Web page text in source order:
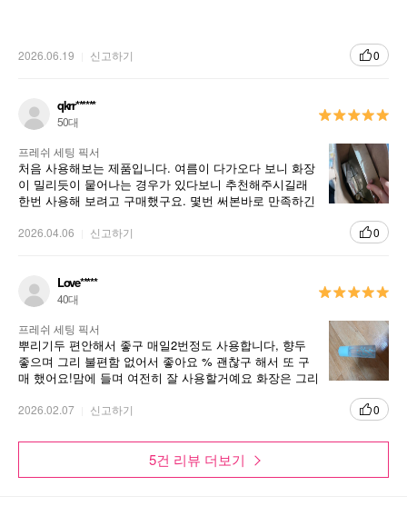
2026.06.19 신고하기 0
qkrr******
50대
프레쉬 세팅 픽서
처음 사용해보는 제품입니다. 여름이 다가오다 보니 화장
이 밀리듯이 뭍어나는 경우가 있다보니 추천해주시길래
한번 사용해 보려고 구매했구요. 몇번 써본바로 만족하긴
2026.04.06 신고하기 0
Love*****
40대
프레쉬 세팅 픽서
뿌리기두 편안해서 좋구 매일2번정도 사용합니다, 향두
좋으며 그리 불편함 없어서 좋아요 % 괜찮구 해서 또 구
매 했어요!맘에 들며 여전히 잘 사용할거예요 화장은 그리
2026.02.07 신고하기 0
5건 리뷰 더보기